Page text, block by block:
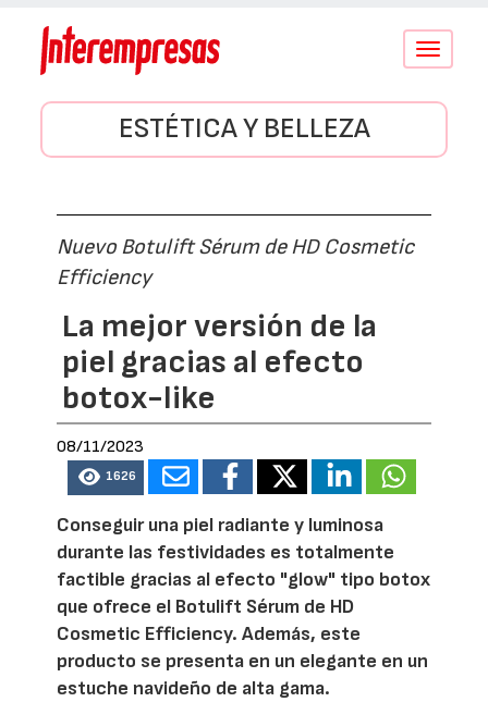
Conmutar
ESTÉTICA Y BELLEZA
Nuevo Botulift Sérum de HD Cosmetic
Efficiency
La mejor versión de la
piel gracias al efecto
botox-like
08/11/2023
1626
Conseguir una piel radiante y luminosa
durante las festividades es totalmente
factible gracias al efecto "glow" tipo botox
que ofrece el Botulift Sérum de HD
Cosmetic Efficiency. Además, este
producto se presenta en un elegante en un
estuche navideño de alta gama.